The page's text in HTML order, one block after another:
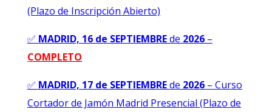
(Plazo de Inscripción Abierto)
✅ MADRID, 16 de SEPTIEMBREde 2026–
COMPLETO
✅ MADRID, 17 de SEPTIEMBREde 2026– Curso
Cortador de Jamón Madrid Presencial (Plazo de